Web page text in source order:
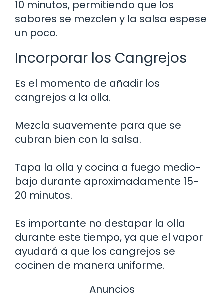
10 minutos, permitiendo que los
sabores se mezclen y la salsa espese
un poco.
Incorporar los Cangrejos
Es el momento de añadir los
cangrejos a la olla.
Mezcla suavemente para que se
cubran bien con la salsa.
Tapa la olla y cocina a fuego medio-
bajo durante aproximadamente 15-
20 minutos.
Es importante no destapar la olla
durante este tiempo, ya que el vapor
ayudará a que los cangrejos se
cocinen de manera uniforme.
Anuncios